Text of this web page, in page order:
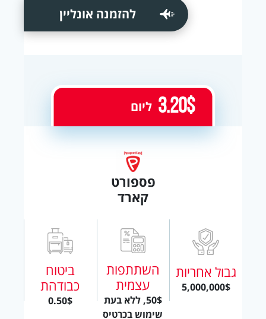
להזמנה אונליין
פספורט
קארד
גבול אחריות
5,000,000$
השתתפות
עצמית
50$, ללא בעת
שימוש בכרטיס
ביטוח
כבודהת
0.50$
3.20$ ליום